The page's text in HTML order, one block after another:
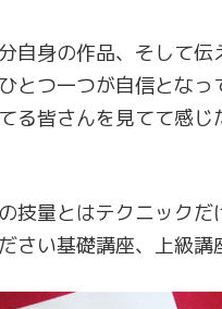
自身の作品、そして
とつ一つが自信とな
る皆さんを見てて感
技量とはテクニックだ
さい基礎講座、上級